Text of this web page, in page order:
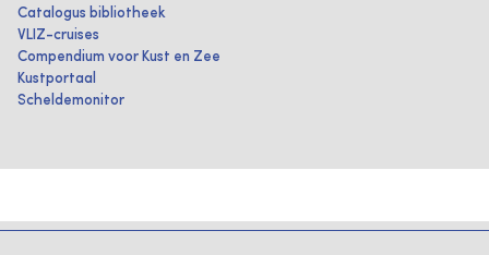
Catalogus bibliotheek
VLIZ-cruises
Compendium voor Kust en Zee
Kustportaal
Scheldemonitor